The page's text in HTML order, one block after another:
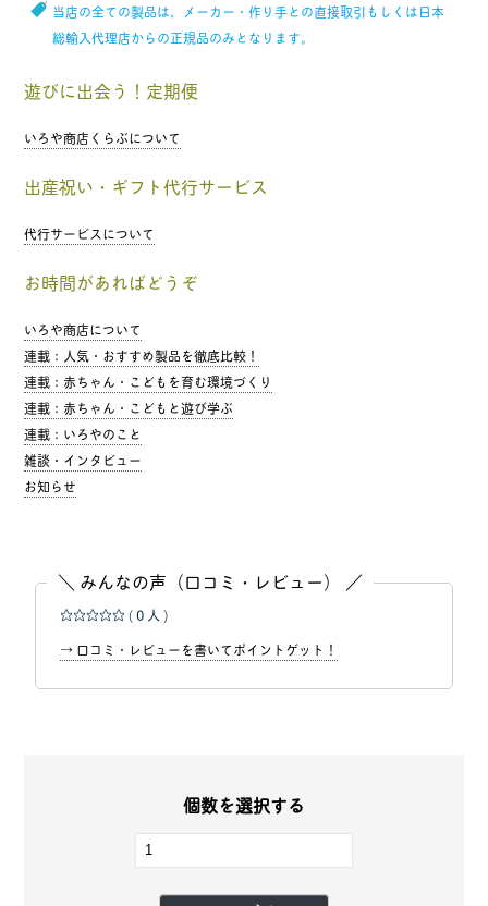
当店の全ての製品は、メーカー・作り手との直接取引もしくは日本
総輸入代理店からの正規品のみとなります。
遊びに出会う！定期便
いろや商店くらぶについて
出産祝い・ギフト代行サービス
代行サービスについて
お時間があればどうぞ
いろや商店について
連載：人気・おすすめ製品を徹底比較！
連載：赤ちゃん・こどもを育む環境づくり
連載：赤ちゃん・こどもと遊び学ぶ
連載：いろやのこと
雑談・インタビュー
お知らせ
＼ みんなの声（口コミ・レビュー） ／
☆☆☆☆☆( 0 人 )
→ 口コミ・レビューを書いてポイントゲット！
個数を選択する